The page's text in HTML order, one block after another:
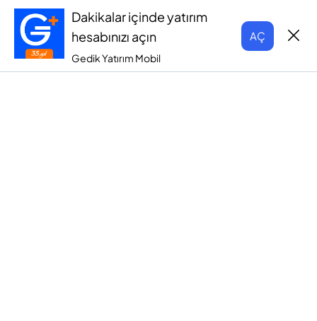
Dakikalar içinde yatırım
hesabınızı açın
Gedik Yatırım Mobil
AÇ